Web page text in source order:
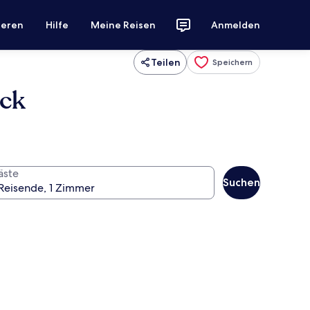
Hilfe Meine Reisen Anmelden
Teilen Speichern
Suchen